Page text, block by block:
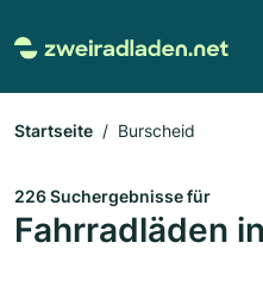
Startseite Burscheid
226 Suchergebnisse für
Fahrradläden